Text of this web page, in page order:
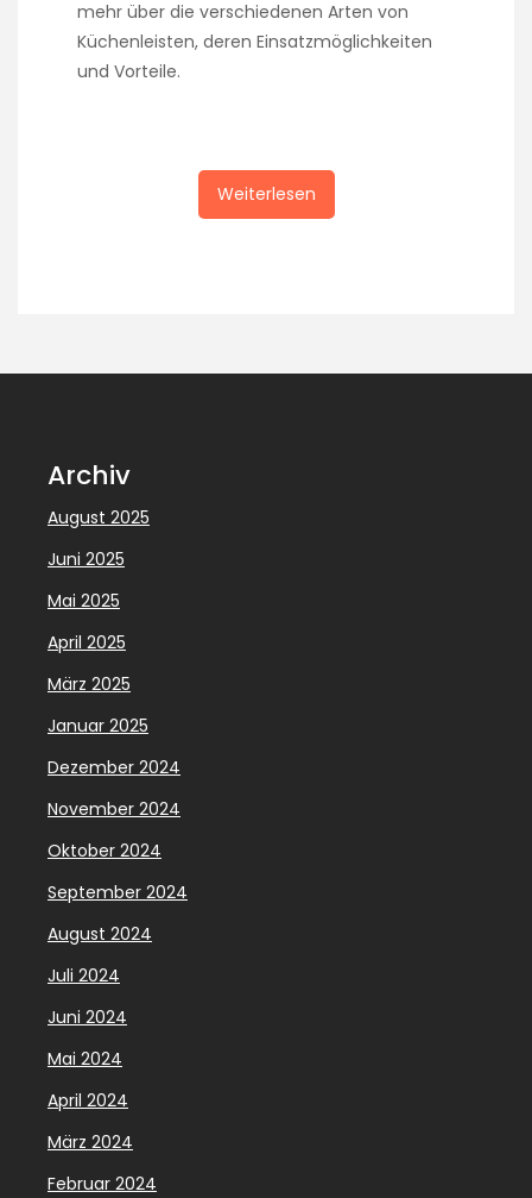
mehr über die verschiedenen Arten von
Küchenleisten, deren Einsatzmöglichkeiten
und Vorteile.
Weiterlesen
Archiv
August 2025
Juni 2025
Mai 2025
April 2025
März 2025
Januar 2025
Dezember 2024
November 2024
Oktober 2024
September 2024
August 2024
Juli 2024
Juni 2024
Mai 2024
April 2024
März 2024
Februar 2024